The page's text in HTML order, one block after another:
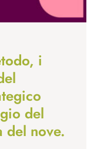
i
del
del nove.